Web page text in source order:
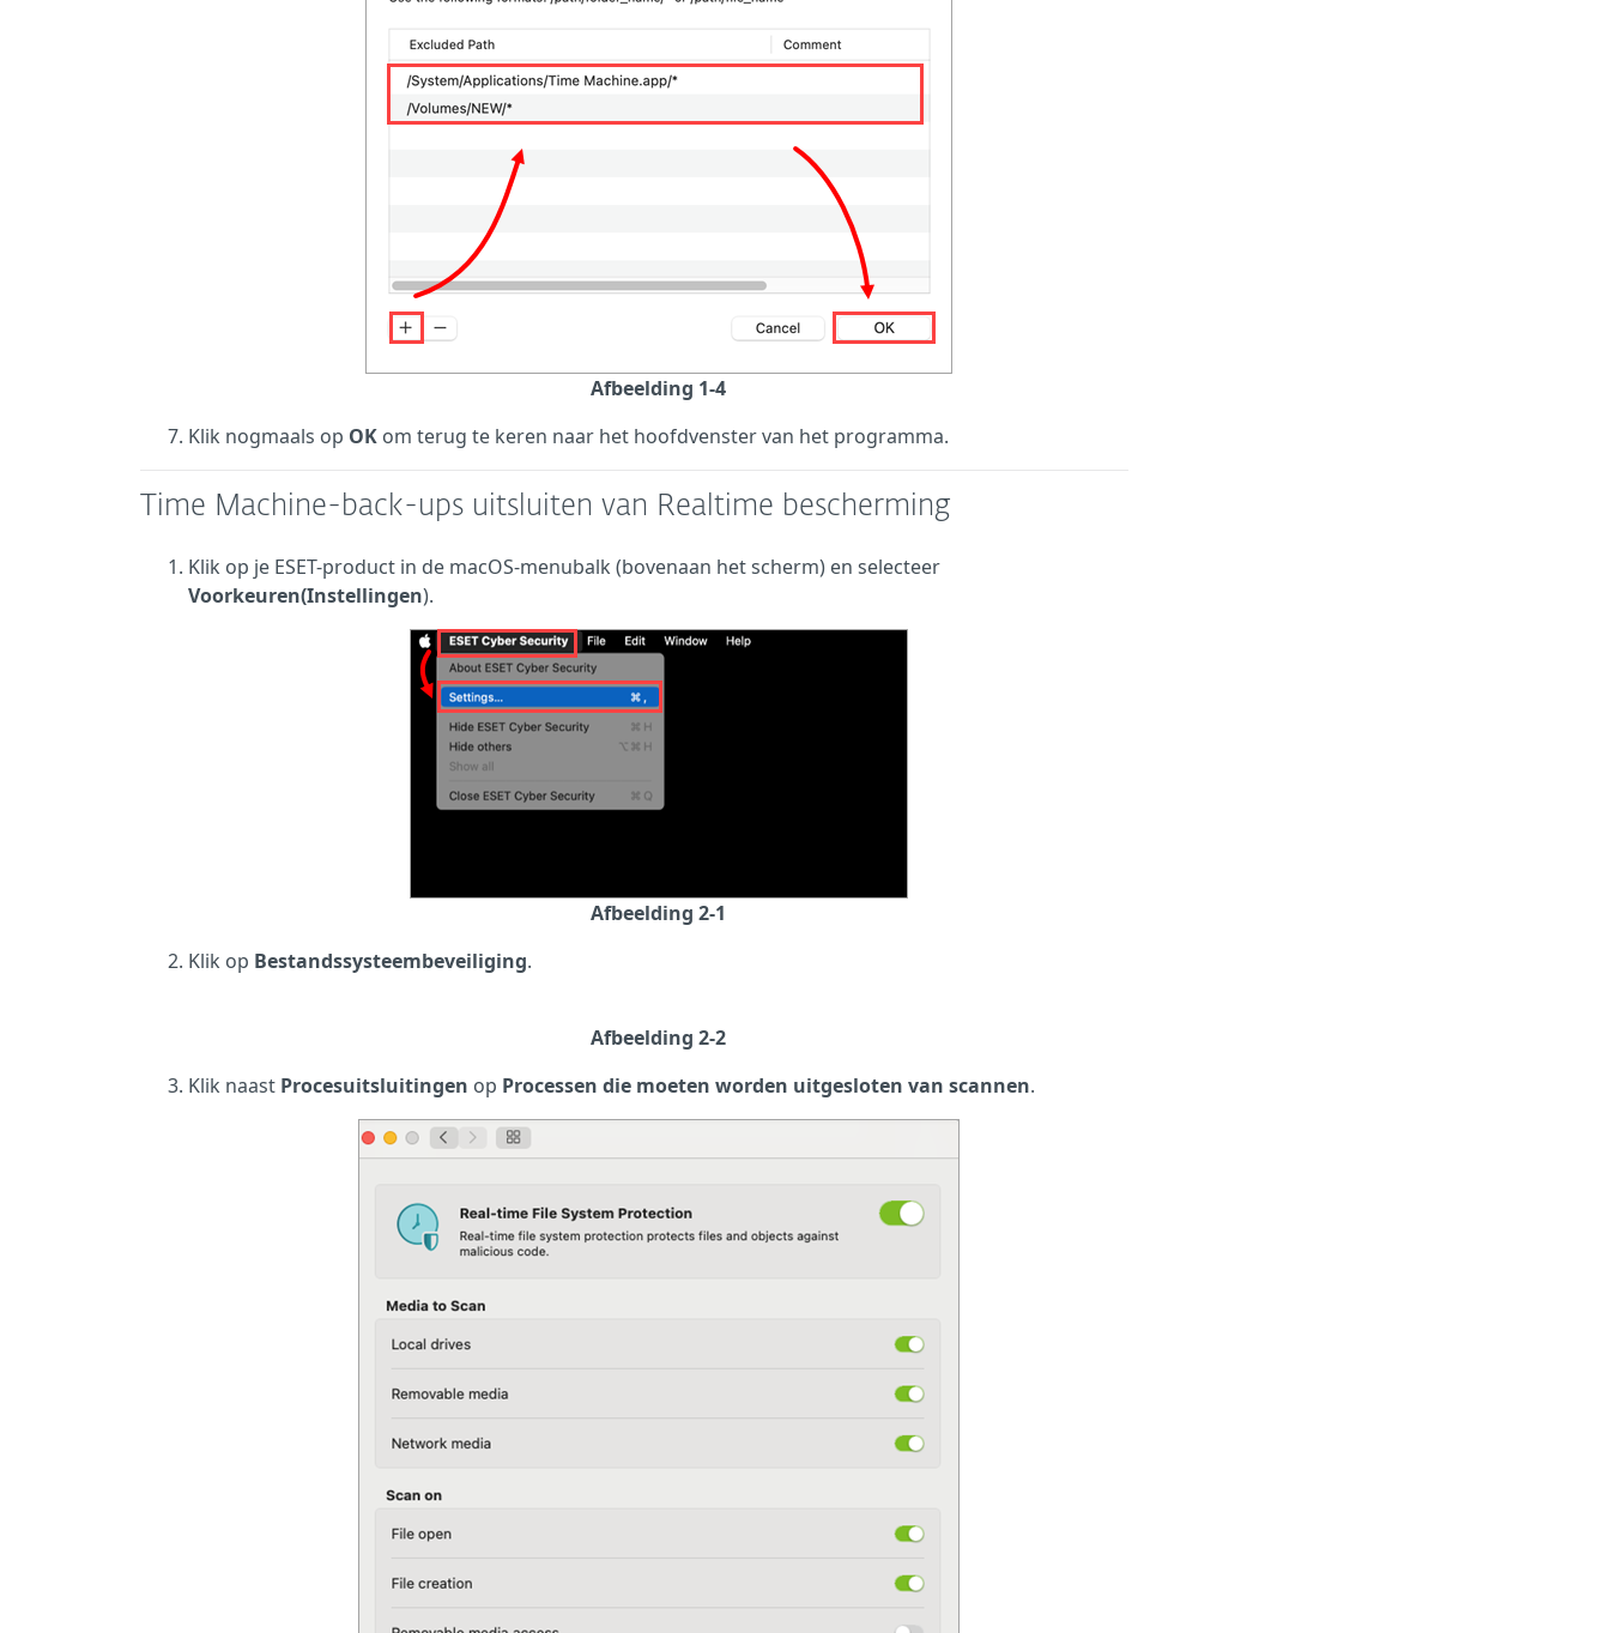
Afbeelding 1-4
Klik nogmaals op OK om terug te keren naar het hoofdvenster van het programma.
Time Machine-back-ups uitsluiten van Realtime bescherming
Klik op je ESET-product in de macOS-menubalk (bovenaan het scherm) en selecteer
Voorkeuren(Instellingen).
Afbeelding 2-1
Klik op Bestandssysteembeveiliging.
Afbeelding 2-2
Klik naast Procesuitsluitingen op Processen die moeten worden uitgesloten van scannen.